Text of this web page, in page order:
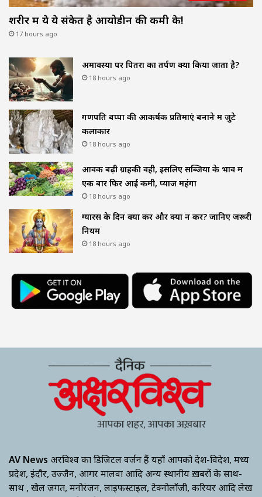
शरीर में ये ये संकेत है आयोडीन की कमी के!
17 hours ago
अमावस्या पर पितरों का तर्पण क्यों किया जाता है?
18 hours ago
गणपति बप्पा की आकर्षक प्रतिमाएं बनाने में जुटे
कलाकार
18 hours ago
आवक बढ़ी ग्राहकी वही, इसलिए सब्जियों के भाव में
एक बार फिर आई कमी, प्याज महंगा
18 hours ago
ग्यारस के दिन क्या करें और क्या न करें? जानिए जरूरी
नियम
18 hours ago
AV News अक्षरविश्व का डिजिटल वर्जन हैं यहाँ आपको देश-विदेश, मध्य
प्रदेश, इंदौर, उज्जैन, आगर मालवा आदि अन्य स्थानीय ख़बरों के साथ-
साथ , खेल जगत, मनोरंजन, लाइफस्टाइल, टेक्नोलॉजी, करियर आदि लेख